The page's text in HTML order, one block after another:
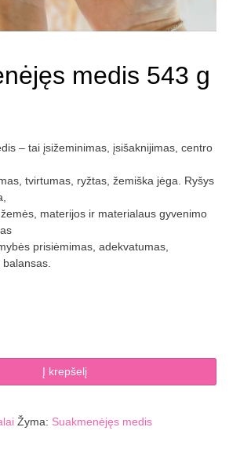
medis 543 g
– tai įsižeminimas, įsišaknijimas, centro
tvirtumas, ryžtas, žemiška jėga. Ryšys
materijos ir materialaus gyvenimo
prisiėmimas, adekvatumas,
Į krepšelį
Žyma: Suakmenėjęs medis